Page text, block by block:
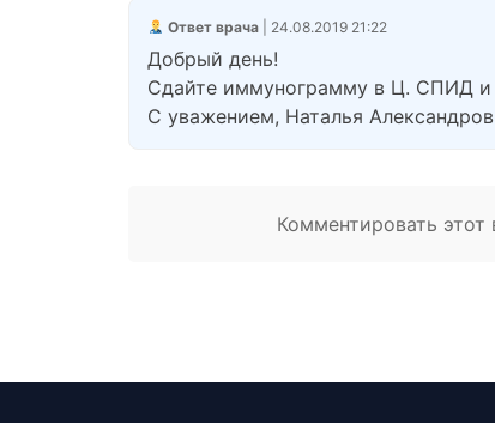
Ответ врача| 24.08.2019 21:22
Добрый день!
Сдайте иммунограмму в Ц. СПИД и
С уважением, Наталья
Комментировать